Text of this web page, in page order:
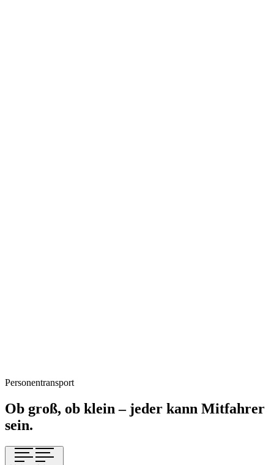
Personentransport
Ob groß, ob klein – jeder kann Mitfahrer
sein.